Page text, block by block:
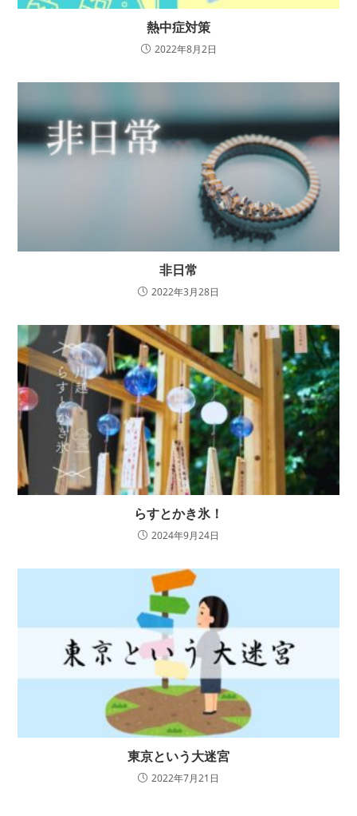
熱中症対策
2022年8月2日
非日常
2022年3月28日
らすとかき氷！
2024年9月24日
東京という大迷宮
2022年7月21日